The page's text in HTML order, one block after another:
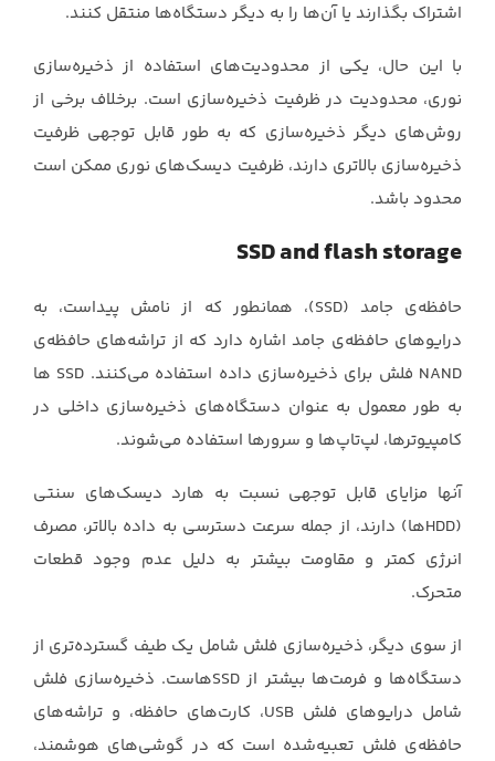
اشتراک بگذارند یا آن‌ها را به دیگر دستگاه‌ها منتقل کنند.‏
با این حال، یکی از محدودیت‌های استفاده از ذخیره‌سازی
نوری، محدودیت در ظرفیت ذخیره‌سازی است. ‏برخلاف برخی از
روش‌های دیگر ذخیره‌سازی که به طور قابل توجهی ظرفیت
ذخیره‌سازی بالاتری دارند، ‏ظرفیت دیسک‌های نوری ممکن است
محدود باشد.‏
SSD and flash storage
حافظه‌ی جامد (‏SSD‏)، همانطور که از نامش پیداست، به
درایوهای حافظه‌ی جامد اشاره دارد که از ‏تراشه‌های حافظه‌ی
‏NAND‏ فلش برای ذخیره‌سازی داده استفاده می‌کنند. ‏SSD ها
به طور معمول به عنوان ‏دستگاه‌های ذخیره‌سازی داخلی در
کامپیوترها، لپ‌تاپ‌ها و سرورها استفاده می‌شوند.
آنها مزایای قابل ‏توجهی نسبت به هارد دیسک‌های سنتی
(‏HDDها) دارند، از جمله سرعت دسترسی به داده بالاتر، مصرف
‏انرژی کمتر و مقاومت بیشتر به دلیل عدم وجود قطعات
متحرک.‏
از سوی دیگر، ذخیره‌سازی فلش شامل یک طیف گسترده‌تری از
دستگاه‌ها و فرمت‌ها بیشتر از ‏SSDهاست. ‏ذخیره‌سازی فلش
شامل درایوهای فلش ‏USB، کارت‌های حافظه، و تراشه‌های
حافظه‌ی فلش تعبیه‌شده ‏است که در گوشی‌های هوشمند،